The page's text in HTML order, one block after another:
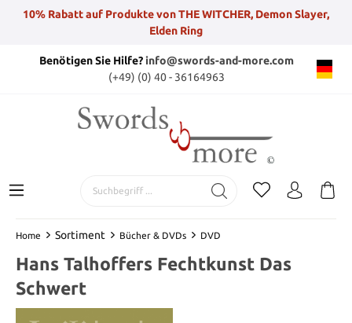
10% Rabatt auf Produkte von THE WITCHER, Demon Slayer,
Elden Ring
Benötigen Sie Hilfe?info@swords-and-more.com
(+49) (0) 40 - 36164963
Home Sortiment Bücher & DVDs DVD
Hans Talhoffers Fechtkunst Das
Schwert